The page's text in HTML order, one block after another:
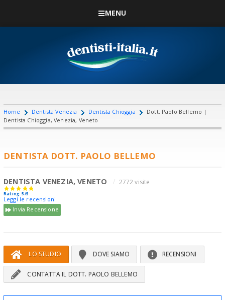
MENU
Home Dentista Venezia Dentista Chioggia
Dott. Paolo Bellemo |
Dentista Chioggia, Venezia, Veneto
DENTISTA DOTT. PAOLO BELLEMO
DENTISTA VENEZIA, VENETO 2772 visite
Rating: 5/5
Leggi le recensioni
Invia Recensione
LO STUDIO DOVE SIAMO RECENSIONI
CONTATTA IL DOTT. PAOLO BELLEMO